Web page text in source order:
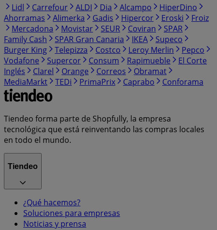
Lidl
Carrefour ALDI Dia Alcampo
HiperDino
Ahorramas
Alimerka Gadis Hipercor Eroski
Froiz
Mercadona
Movistar SEUR Coviran
SPAR
Family Cash
SPAR Gran Canaria IKEA
Supeco
Burger King
Telepizza Costco Leroy Merlin
Pepco
Vodafone
Supercor Consum Rapimueble
El Corte
Inglés
Clarel Orange Correos
Obramat
MediaMarkt
TEDi PrimaPrix Caprabo Conforama
Tiendeo forma parte de Shopfully, la empresa
tecnológica que está reinventando las compras locales
en todo el mundo.
Tiendeo
¿Qué hacemos?
Soluciones para empresas
Noticias y prensa